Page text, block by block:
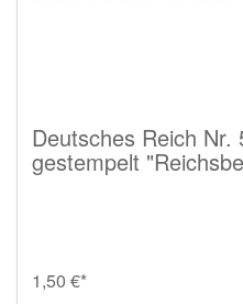
Deutsches Reich Nr.
gestempelt
1,50 €*